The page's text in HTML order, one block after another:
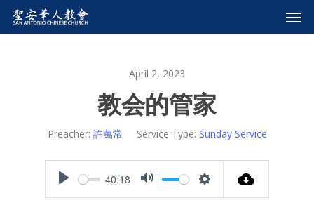
April 2, 2023
教会的管家
Preacher: 許萬常 Service Type: Sunday Service
40:18